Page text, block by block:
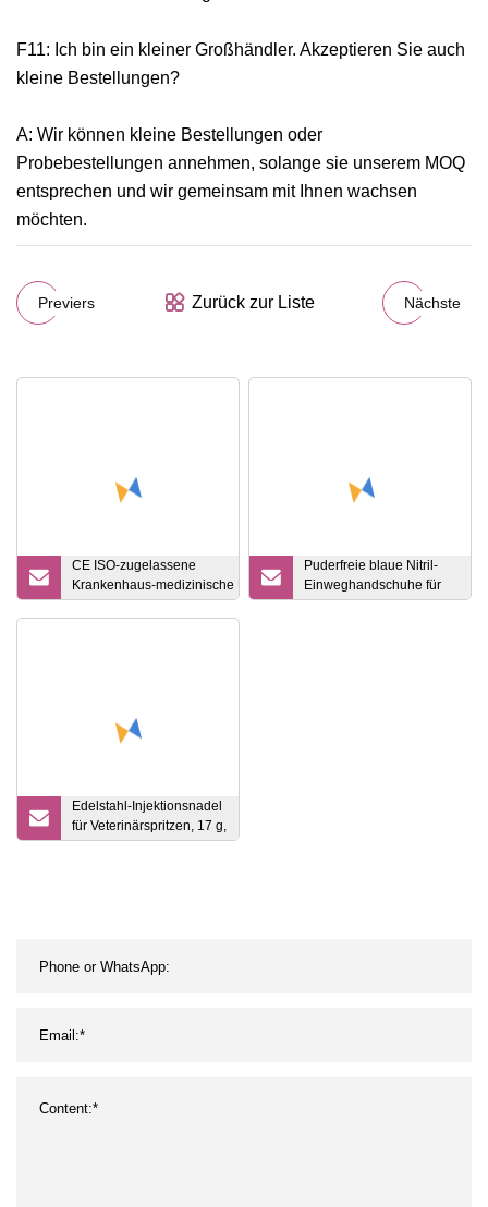
F11: Ich bin ein kleiner Großhändler. Akzeptieren Sie auch
kleine Bestellungen?
A: Wir können kleine Bestellungen oder
Probebestellungen annehmen, solange sie unserem MOQ
entsprechen und wir gemeinsam mit Ihnen wachsen
möchten.
Previers Zurück zur Liste Nächste
CE ISO-zugelassene
Krankenhaus-medizinische PVC-
Einweg-Sauerstoff-
Gesichtsmaske/Verneblermasken-
Puderfreie blaue Nitril-
Einweghandschuhe für
Untersuchungen
Edelstahl-Injektionsnadel
für Veterinärspritzen, 17 g,
CE ISO